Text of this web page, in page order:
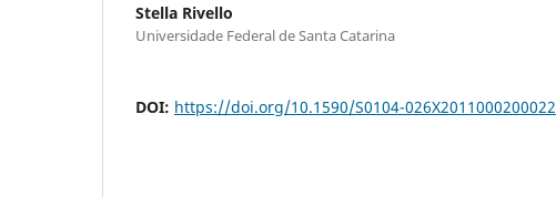
Stella Rivello
Universidade Federal de Santa Catarina
DOI: https://doi.org/10.1590/S0104-026X2011000200022